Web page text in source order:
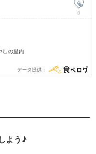
0
しの里内
データ提供
よう♪